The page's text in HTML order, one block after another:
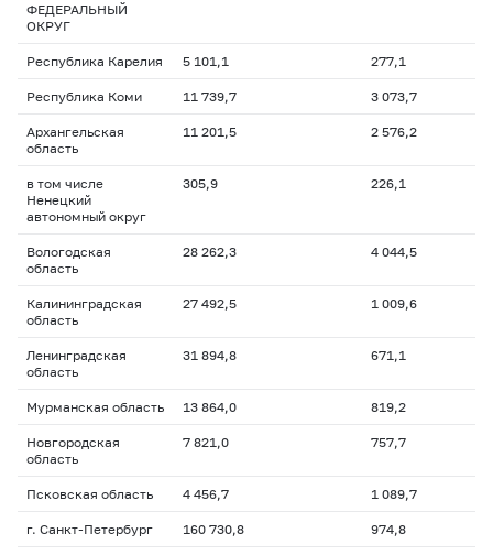
ФЕДЕРАЛЬНЫЙ
ОКРУГ
Республика Карелия 5 101,1 277,1
Республика Коми 11 739,7 3 073,7
Архангельская
область
11 201,5 2 576,2
в том числе
Ненецкий
автономный округ
305,9 226,1
Вологодская
область
28 262,3 4 044,5
Калининградская
область
27 492,5 1 009,6
Ленинградская
область
31 894,8 671,1
Мурманская область 13 864,0 819,2
Новгородская
область
7 821,0 757,7
Псковская область 4 456,7 1 089,7
г. Санкт-Петербург 160 730,8 974,8